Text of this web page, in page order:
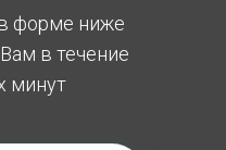
форме ниже
в течение
минут